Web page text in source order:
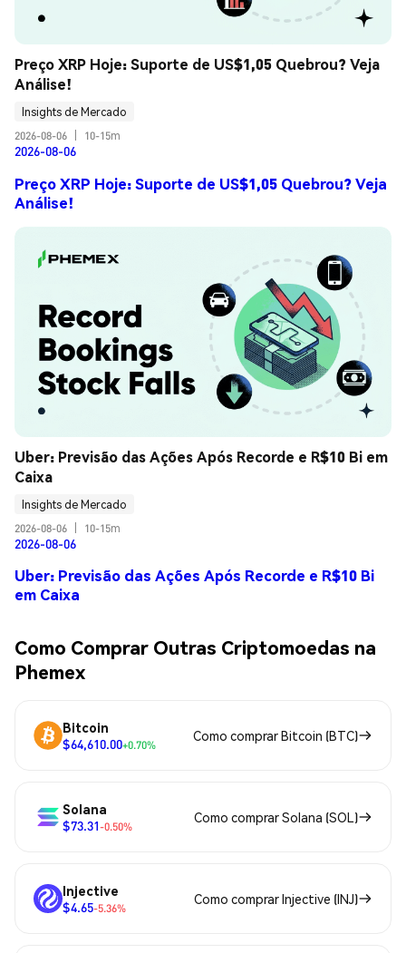
Preço XRP Hoje: Suporte de US$1,05 Quebrou? Veja
Análise!
Insights de Mercado
2026-08-06
10-15m
2026-08-06
Preço XRP Hoje: Suporte de US$1,05 Quebrou? Veja
Análise!
Uber: Previsão das Ações Após Recorde e R$10 Bi em
Caixa
Insights de Mercado
2026-08-06
10-15m
2026-08-06
Uber: Previsão das Ações Após Recorde e R$10 Bi
em Caixa
Como Comprar Outras Criptomoedas na
Phemex
Bitcoin
$64,610.00+0.70%
Como comprar Bitcoin (BTC)
Solana
$73.31-0.50%
Como comprar Solana (SOL)
Injective
$4.65-5.36%
Como comprar Injective (INJ)